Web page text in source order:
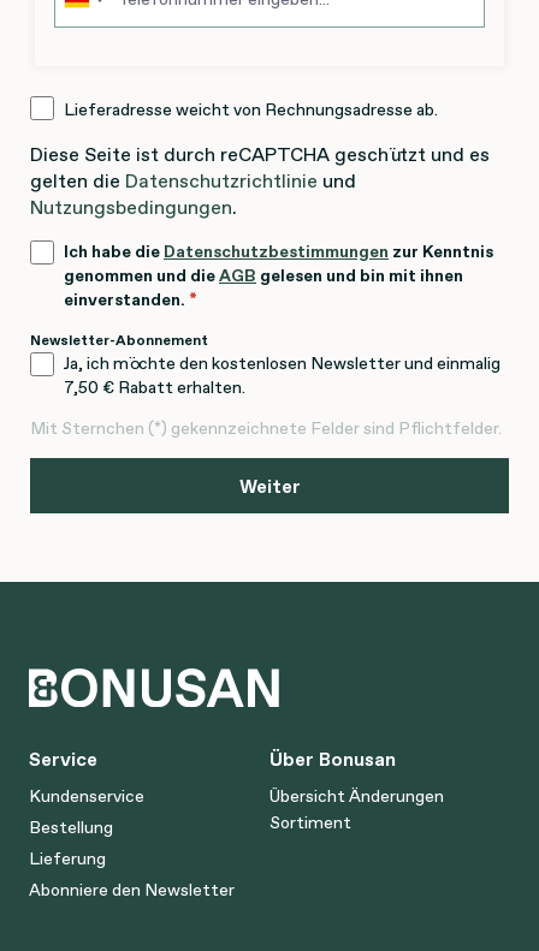
Lieferadresse weicht von Rechnungsadresse ab.
Diese Seite ist durch reCAPTCHA geschützt und es
gelten die Datenschutzrichtlinie und
Nutzungsbedingungen.
Ich habe die Datenschutzbestimmungen zur Kenntnis
genommen und dieAGB gelesen und bin mit ihnen
einverstanden. *
Newsletter-Abonnement
Ja, ich möchte den kostenlosen Newsletter und einmalig
7,50 € Rabatt erhalten.
Mit Sternchen (*) gekennzeichnete Felder sind Pflichtfelder.
Weiter
Service
Kundenservice
Bestellung
Lieferung
Abonniere den Newsletter
Über Bonusan
Übersicht Änderungen
Sortiment